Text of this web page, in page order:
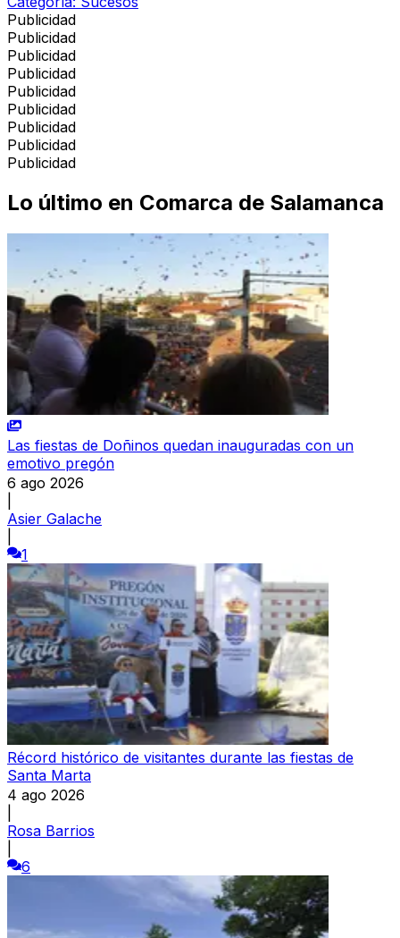
Publicidad
Publicidad
Publicidad
Publicidad
Publicidad
Publicidad
Publicidad
Publicidad
Publicidad
Lo último en Comarca de Salamanca
Las fiestas de Doñinos quedan inauguradas con un
emotivo pregón
6 ago 2026
Asier Galache
1
Récord histórico de visitantes durante las fiestas de
Santa Marta
4 ago 2026
Rosa Barrios
6